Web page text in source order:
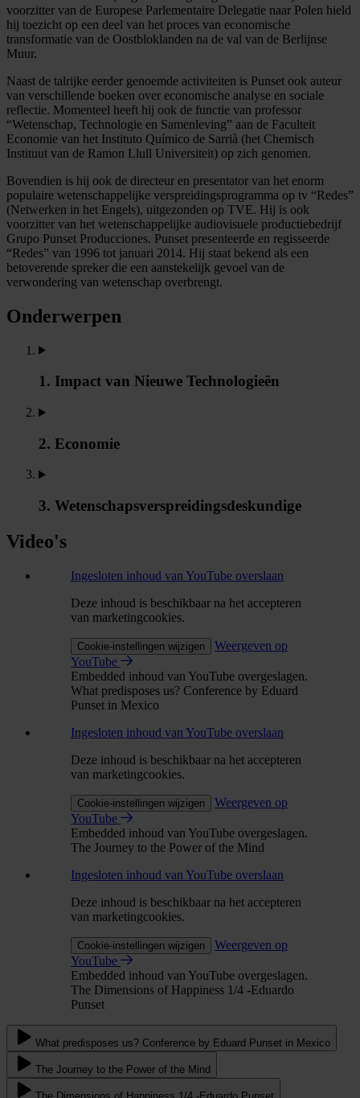
voorzitter van de Europese Parlementaire Delegatie naar Polen hield
hij toezicht op een deel van het proces van economische
transformatie van de Oostbloklanden na de val van de Berlijnse
Muur.
Naast de talrijke eerder genoemde activiteiten is Punset ook auteur
van verschillende boeken over economische analyse en sociale
reflectie. Momenteel heeft hij ook de functie van professor
“Wetenschap, Technologie en Samenleving” aan de Faculteit
Economie van het Instituto Químico de Sarrià (het Chemisch
Instituut van de Ramon Llull Universiteit) op zich genomen.
Bovendien is hij ook de directeur en presentator van het enorm
populaire wetenschappelijke verspreidingsprogramma op tv “Redes”
(Netwerken in het Engels), uitgezonden op TVE. Hij is ook
voorzitter van het wetenschappelijke audiovisuele productiebedrijf
Grupo Punset Producciones. Punset presenteerde en regisseerde
“Redes” van 1996 tot januari 2014. Hij staat bekend als een
betoverende spreker die een aanstekelijk gevoel van de
verwondering van wetenschap overbrengt.
Onderwerpen
1. Impact van Nieuwe Technologieën
2. Economie
3. Wetenschapsverspreidingsdeskundige
Video's
Ingesloten inhoud van YouTube overslaan
Deze inhoud is beschikbaar na het accepteren
van marketingcookies.
Cookie-instellingen wijzigen
Weergeven op
YouTube
Embedded inhoud van YouTube overgeslagen.
What predisposes us? Conference by Eduard
Punset in Mexico
Ingesloten inhoud van YouTube overslaan
Deze inhoud is beschikbaar na het accepteren
van marketingcookies.
Cookie-instellingen wijzigen
Weergeven op
YouTube
Embedded inhoud van YouTube overgeslagen.
The Journey to the Power of the Mind
Ingesloten inhoud van YouTube overslaan
Deze inhoud is beschikbaar na het accepteren
van marketingcookies.
Cookie-instellingen wijzigen
Weergeven op
YouTube
Embedded inhoud van YouTube overgeslagen.
The Dimensions of Happiness 1/4 -Eduardo
Punset
What predisposes us? Conference by Eduard Punset in Mexico
The Journey to the Power of the Mind